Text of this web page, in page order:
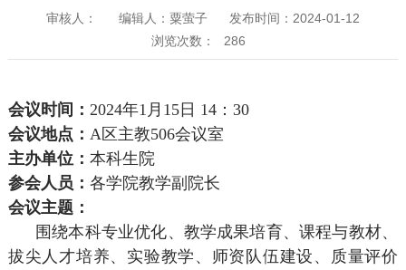
审核人： 编辑人：粟萤子
发布时间：2024-01-12
浏览次数：
286
会议时间： 2024年1月15日 14：30
会议地点： A区主教506会议室
主办单位： 本科生院
参会人员： 各学院教学副院长
会议主题：
围绕本科专业优化、教学成果培育、课程与教材、
拔尖人才培养、实验教学、师资队伍建设、质量评价